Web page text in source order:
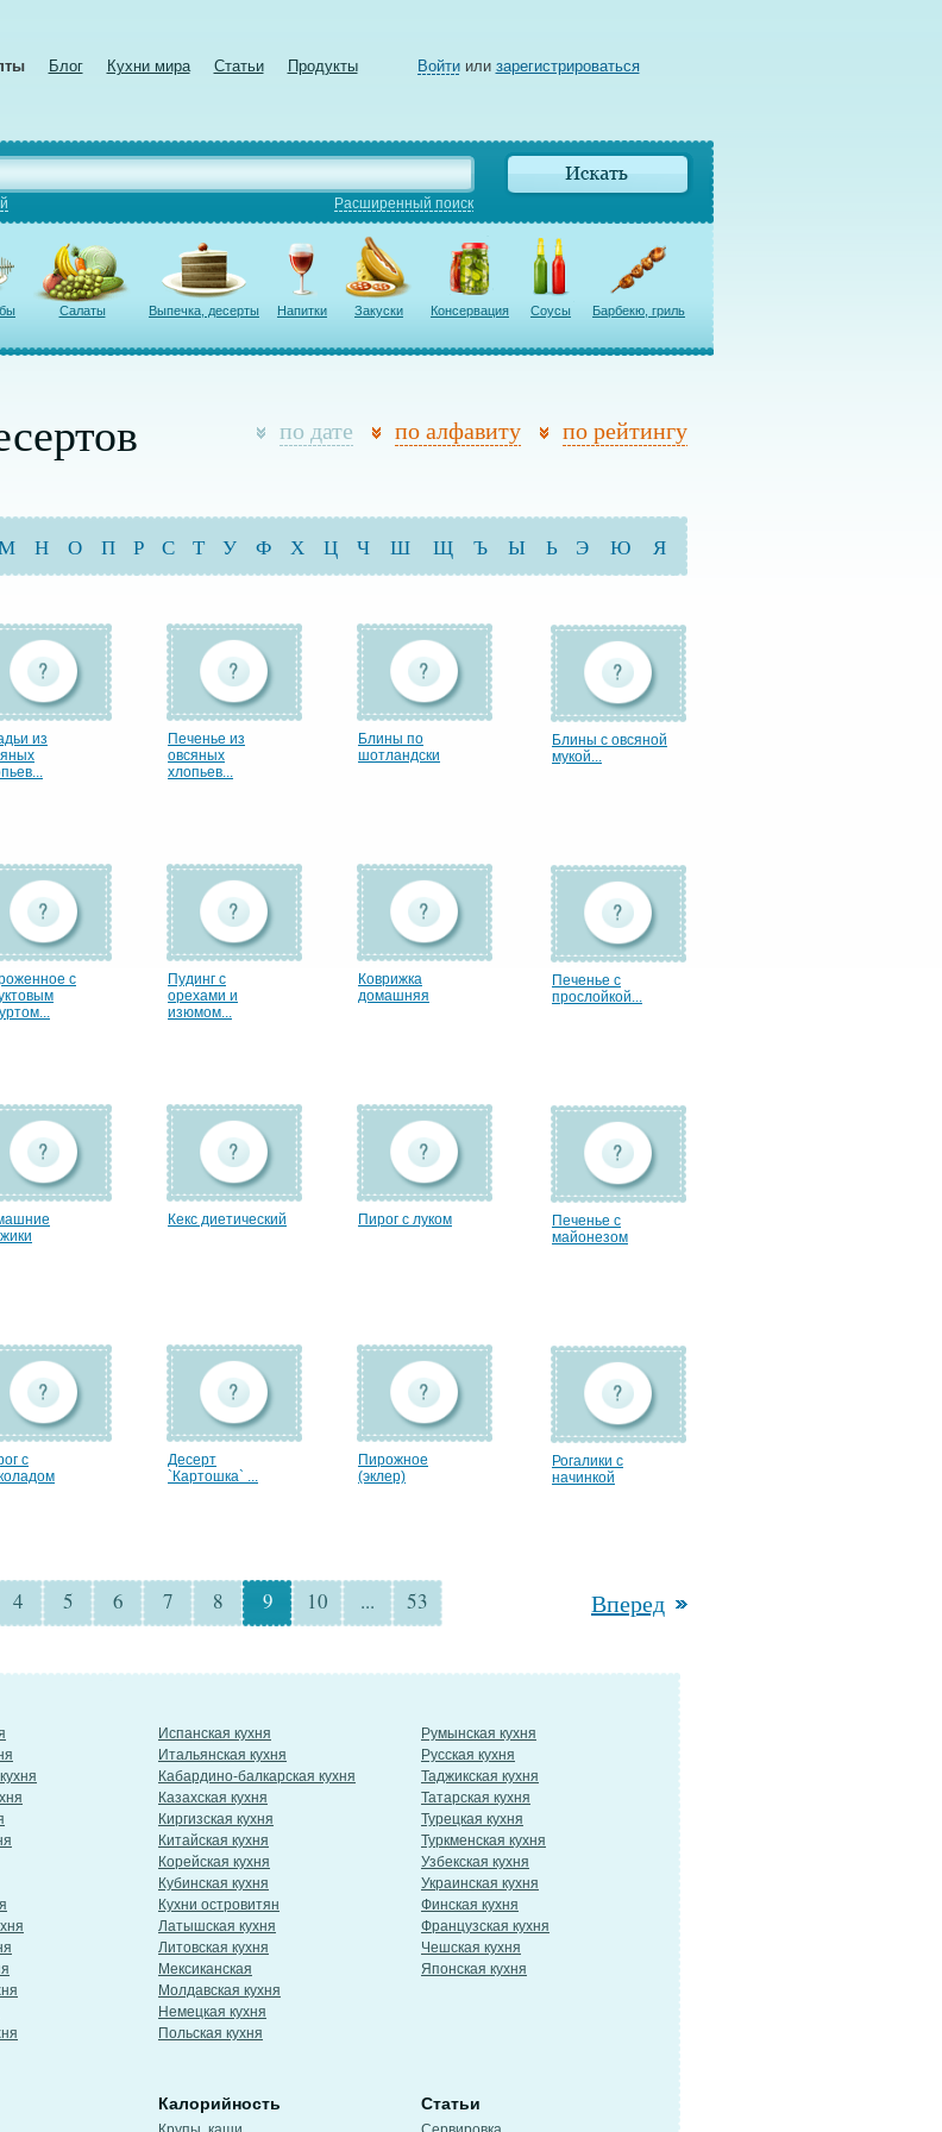
Блог Кухни мира Статьи Продукты Войтиили зарегистрироваться
Расширенный поиск
Салаты Выпечка, десерты Напитки Закуски Консервация Соусы Барбекю, гриль
по дате по алфавиту по рейтингу
Н О П Р С Т У Ф Х Ц Ч Ш Щ Ъ Ы Ь Э Ю Я
из
Печенье из
овсяных
хлопьев...
Блины по
шотландски
Блины с овсяной
мукой...
с
Пудинг с
орехами и
изюмом...
Коврижка
домашняя
Печенье с
прослойкой...
Кекс диетический Пирог с луком
Печенье с
майонезом
с
Десерт
`Картошка` ...
Пирожное
(эклер)
Рогалики с
начинкой
4 5 6 7 8 9 10 ... 53 Вперед
Испанская кухня
Итальянская кухня
Кабардино-балкарская кухня
Казахская кухня
Киргизская кухня
Китайская кухня
Корейская кухня
Кубинская кухня
Кухни островитян
Латышская кухня
Литовская кухня
Мексиканская
Молдавская кухня
Немецкая кухня
Польская кухня
Румынская кухня
Русская кухня
Таджикская кухня
Татарская кухня
Турецкая кухня
Туркменская кухня
Узбекская кухня
Украинская кухня
Финская кухня
Французская кухня
Чешская кухня
Японская кухня
Калорийность Статьи